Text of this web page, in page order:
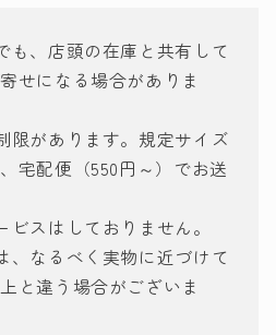
も、店頭の在庫と共有して
せになる場合がありま
限があります。規定サイズ
宅配便（550円～）でお送
スはしておりません。
、なるべく実物に近づけて
と違う場合がございま